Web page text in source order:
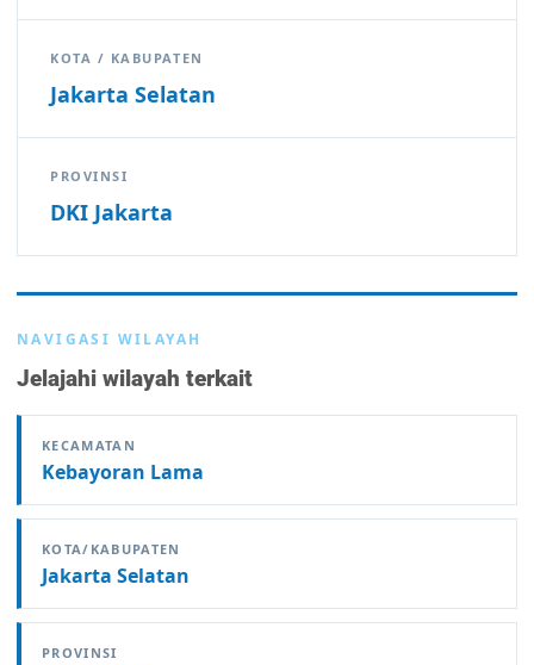
KOTA / KABUPATEN
Jakarta Selatan
PROVINSI
DKI Jakarta
NAVIGASI WILAYAH
Jelajahi wilayah terkait
KECAMATAN
Kebayoran Lama
KOTA/KABUPATEN
Jakarta Selatan
PROVINSI